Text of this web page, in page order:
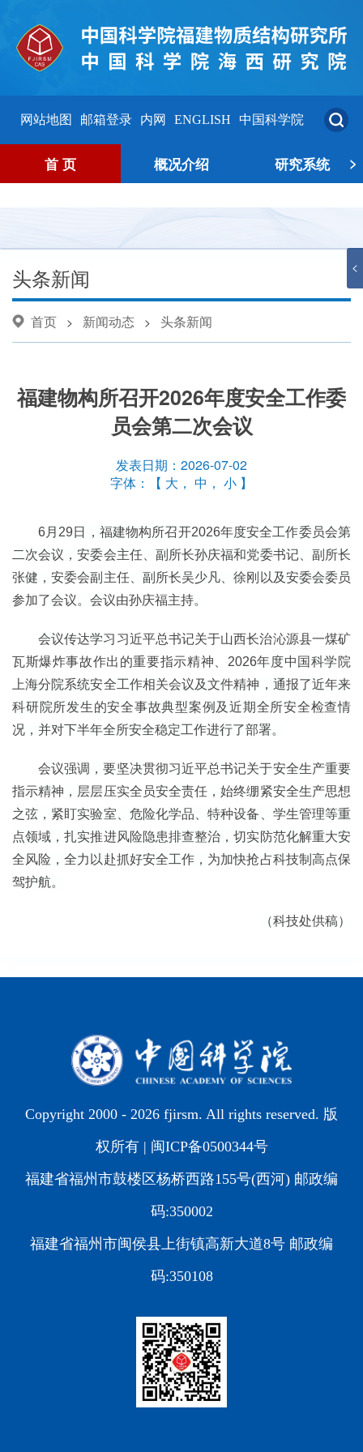
网站地图 邮箱登录 内网 ENGLISH 中国科学院
首 页 概况介绍 研究系统 >
<
头条新闻
首页 > 新闻动态 > 头条新闻
福建物构所召开2026年度安全工作委
员会第二次会议
发表日期：2026-07-02
字体：【 大 ， 中 ， 小 】
6月 29 日，福建物构所召开2026年度安全工作委员会第
二次会议，安委会主任、副所长孙庆福和党委书记、副所长
张健，安委会副主任、副所长吴少凡 、徐刚 以及安委会委员
参加了会议。会议由孙庆福主持。
会议传达学习 习近平总书记关于山西长治沁源县一煤矿
瓦斯爆炸事故作出的重要指示精神、 2026年度中国科学院
上海分院系统安全工作相关会议及文件精神，通报了近年来
科研院所发生的安全事故典型案例及近期全所安全检查情
况，并对下半年全所安全稳定工作进行了部署。
会议强调 ，要坚决贯彻习近平总书记关于安全生产重要
指示精神， 层层压实全员安全责任，始终绷紧安全生产思想
之弦，紧盯实验室、危险化学品、特种设备、学生管理等重
点领域，扎实推进风险隐患排查整治，切实防范化解重大安
全风险，全力以赴抓好安全工作 ，为加快抢占科技制高点保
驾护航。
（科技处供稿）
Copyright 2000 - 2026 fjirsm. All rights reserved. 版
权所有 | 闽ICP备0500344号
福建省福州市鼓楼区杨桥西路155号(西河) 邮政编
码:350002
福建省福州市闽侯县上街镇高新大道8号 邮政编
码:350108